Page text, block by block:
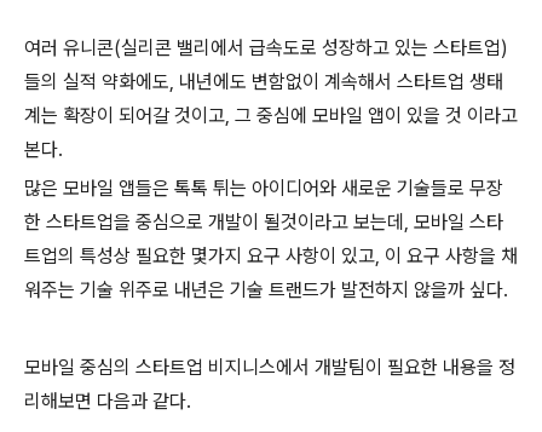
여러 유니콘(실리콘 밸리에서 급속도로 성장하고 있는 스타트업)
들의 실적 약화에도, 내년에도 변함없이 계속해서 스타트업 생태
계는 확장이 되어갈 것이고, 그 중심에 모바일 앱이 있을 것 이라고
본다.
많은 모바일 앱들은 톡톡 튀는 아이디어와 새로운 기술들로 무장
한 스타트업을 중심으로 개발이 될것이라고 보는데, 모바일 스타
트업의 특성상 필요한 몇가지 요구 사항이 있고, 이 요구 사항을 채
워주는 기술 위주로 내년은 기술 트랜드가 발전하지 않을까 싶다.
모바일 중심의 스타트업 비지니스에서 개발팀이 필요한 내용을 정
리해보면 다음과 같다.